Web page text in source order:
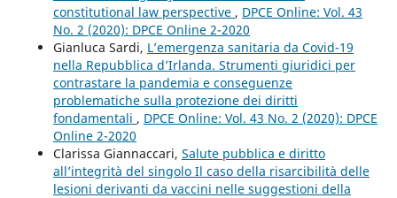
constitutional law perspective , DPCE Online: Vol. 43
No. 2 (2020): DPCE Online 2-2020
Gianluca Sardi, L’emergenza sanitaria da Covid-19
nella Repubblica d’Irlanda. Strumenti giuridici per
contrastare la pandemia e conseguenze
problematiche sulla protezione dei diritti
fondamentali , DPCE Online: Vol. 43 No. 2 (2020): DPCE
Online 2-2020
Clarissa Giannaccari, Salute pubblica e diritto
all’integrità del singolo Il caso della risarcibilità delle
lesioni derivanti da vaccini nelle suggestioni della